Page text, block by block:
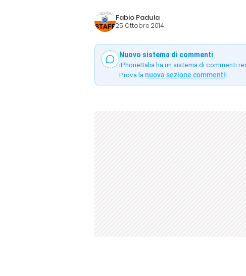
Fabio Padula
25 Ottobre 2014
Nuovo sistema di commenti
iPhoneItalia ha un sistema di commenti
Prova la nuova sezione commenti!